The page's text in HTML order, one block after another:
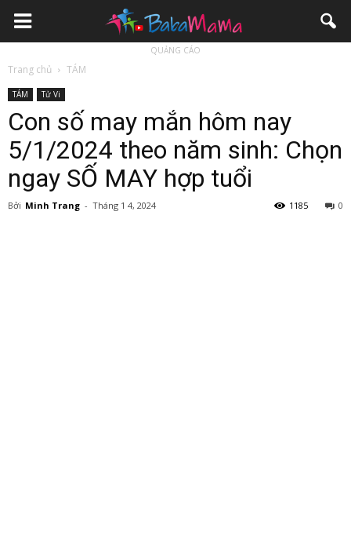
QUẢNG CÁO
Trang chủ TÁM
TÁM Tử Vi
Con số may mắn hôm nay
5/1/2024 theo năm sinh: Chọn
ngay SỐ MAY hợp tuổi
Bởi Minh Trang - Tháng 1 4, 2024 0
1185